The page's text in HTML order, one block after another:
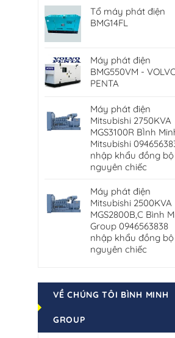
Tổ máy phát điện
BMG14FL
Máy phát điện
BMG550VM -
PENTA
Máy phát điện
Mitsubishi 2750KVA
MGS3100R BÌnh
Mitsubishi
nhập khẩu đồng bộ
nguyên chiếc
Máy phát điện
Mitsubishi 2500KVA
MGS2800B,C Bình
Group 0946563838
nhập khẩu đồng bộ
nguyên chiếc
VỀ CHÚNG TÔI BÌNH MINH
GROUP